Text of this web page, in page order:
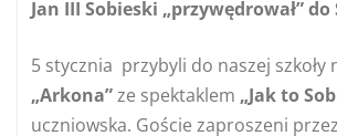
Jan III Sobieski „przywędrował” do
5 stycznia przybyli do naszej
„Arkona”ze spektaklem „Jak to
uczniowska. Goście zaproszeni